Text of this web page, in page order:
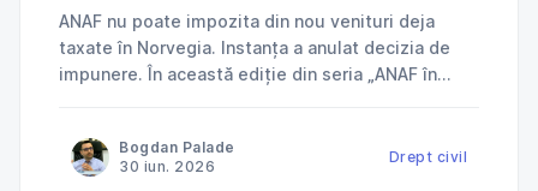
ANAF nu poate impozita din nou venituri deja
taxate în Norvegia. Instanța a anulat decizia de
impunere. În această ediție din seria „ANAF în
încerca să taxeze în România venituri deja
impozitate în Norvegia și ce
Bogdan Palade
30 iun. 2026
Drept civil